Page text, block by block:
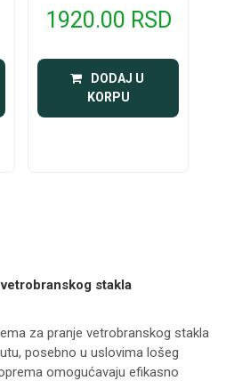
1920.00 RSD
DODAJ U
KORPU
stakla
za pranje vetrobranskog stakla
posebno u uslovima lošeg
omogućavaju efikasno